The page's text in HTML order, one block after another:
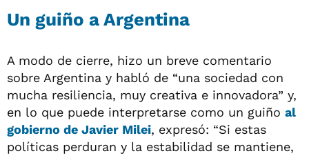
Un guiño a Argentina
A modo de cierre, hizo un breve comentario
sobre Argentina y habló de “una sociedad con
mucha resiliencia, muy creativa e innovadora” y,
en lo que puede interpretarse como un guiño al
gobierno de Javier Milei, expresó: “Si estas
políticas perduran y la estabilidad se mantiene,